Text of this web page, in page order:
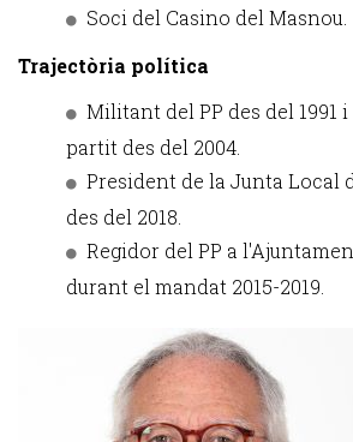
Soci del Casino del Masnou.
Trajectòria política
Militant del PP des del 1991
partit des del 2004.
President de la Junta Local
des del 2018.
Regidor del PP a
durant el mandat 2015-2019.